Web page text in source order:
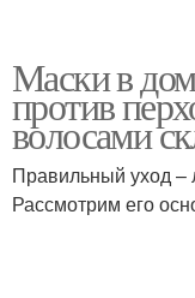
Маска от сухой
Маски от сухой
Маски в
против
волосами
Правильный уход –
Рассмотрим его